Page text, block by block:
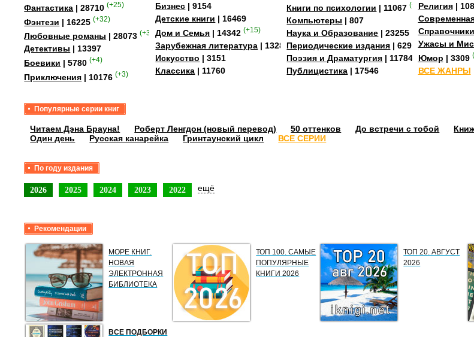
Фантастика | 28710 (+25)
Фэнтези | 16225 (+32)
Любовные романы | 28073 (+349)
Детективы | 13397
Боевики | 5780 (+4)
Приключения | 10176 (+3)
Бизнес | 9154
Детские книги | 16469
Дом и Семья | 14342 (+15)
Зарубежная литература | 13284
Искусство | 3151
Классика | 11760
Книги по психологии | 11067 (+4)
Компьютеры | 807
Наука и Образование | 23255
Периодические издания | 629
Поэзия и Драматургия | 11784
Публицистика | 17546
Религия|
Справочники
Ужасы и
Юмор | 3309
ВСЕ ЖАНРЫ
Популярные серии книг
Читаем Дэна Брауна! Роберт Ленгдон (новый перевод) 50 оттенков До встречи с тобой
Один день
Русская канарейка Гринтаунский цикл ВСЕ СЕРИИ
По году издания
2026 2025 2024 2023 2022 ещё
Рекомендации
МОРЕ КНИГ.
НОВАЯ
ЭЛЕКТРОННАЯ
БИБЛИОТЕКА
ТОП 100. САМЫЕ
ПОПУЛЯРНЫЕ
КНИГИ 2026
ТОП 20. АВГУСТ
2026
ВСЕ ПОДБОРКИ